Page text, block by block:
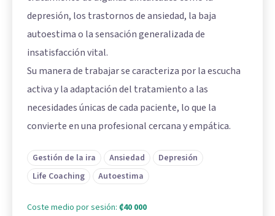
depresión, los trastornos de ansiedad, la baja
autoestima o la sensación generalizada de
insatisfacción vital.
Su manera de trabajar se caracteriza por la escucha
activa y la adaptación del tratamiento a las
necesidades únicas de cada paciente, lo que la
convierte en una profesional cercana y empática.
Gestión de la ira Ansiedad
Depresión
Life Coaching
Autoestima
Coste medio por sesión: ₡40 000